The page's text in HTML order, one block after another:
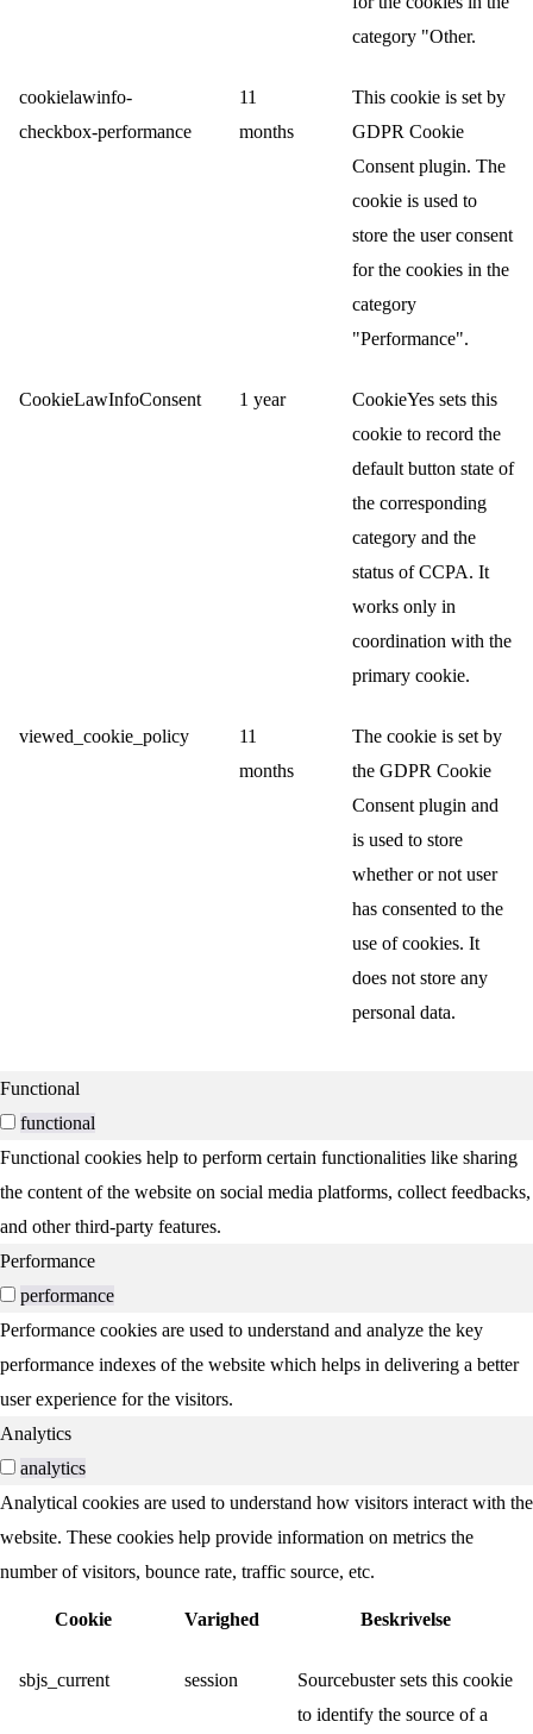
category "Other.
cookielawinfo-
checkbox-performance
11
months
This cookie is set by
GDPR Cookie
Consent plugin. The
cookie is used to
store the user consent
for the cookies in the
category
"Performance".
CookieLawInfoConsent 1 year
CookieYes sets this
cookie to record the
default button state of
the corresponding
category and the
status of CCPA. It
works only in
coordination with the
primary cookie.
viewed_cookie_policy
11
months
The cookie is set by
the GDPR Cookie
Consent plugin and
is used to store
whether or not user
has consented to the
use of cookies. It
does not store any
personal data.
Functional
functional
Functional cookies help to perform certain functionalities like sharing
the content of the website on social media platforms, collect feedbacks,
and other third-party features.
Performance
performance
Performance cookies are used to understand and analyze the key
performance indexes of the website which helps in delivering a better
user experience for the visitors.
Analytics
analytics
Analytical cookies are used to understand how visitors interact with the
website. These cookies help provide information on metrics the
number of visitors, bounce rate, traffic source, etc.
Cookie Varighed Beskrivelse
sbjs_current session
Sourcebuster sets this cookie
to identify the source of a